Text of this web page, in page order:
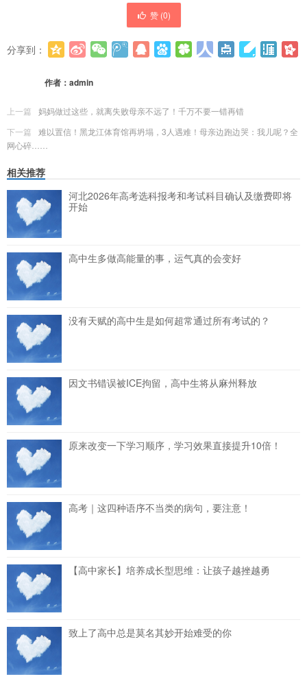
赞 (0)
分享到：
作者： admin
上一篇
妈妈做过这些，就离失败母亲不远了！千万不要一错再错
下一篇
难以置信！黑龙江体育馆再坍塌，3人遇难！母亲边跑边哭：我儿呢？全
网心碎……
相关推荐
河北2026年高考选科报考和考试科目确认及缴费即将
开始
高中生多做高能量的事，运气真的会变好
没有天赋的高中生是如何超常通过所有考试的？
因文书错误被ICE拘留，高中生将从麻州释放
原来改变一下学习顺序，学习效果直接提升10倍！
高考｜这四种语序不当类的病句，要注意！
【高中家长】培养成长型思维：让孩子越挫越勇
致上了高中总是莫名其妙开始难受的你